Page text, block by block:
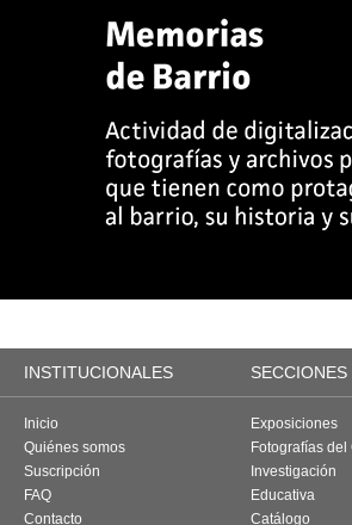
INSTITUCIONALES SECCIONES
Inicio
Quiénes somos
Suscripción
FAQ
Contacto
Exposiciones
Fotografías del
Investigación
Educativa
Catálogo